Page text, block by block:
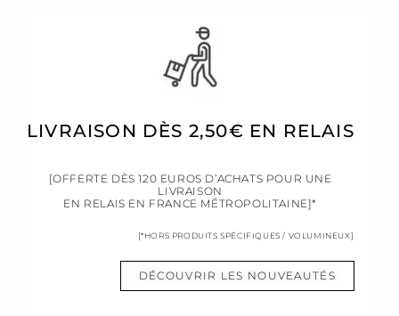
LIVRAISON DÈS 2,50€ EN RELAIS
[OFFERTE DÈS 120 EUROS D’ACHATS POUR UNE
LIVRAISON
EN RELAIS EN FRANCE MÉTROPOLITAINE]*
[*HORS PRODUITS SPÉCIFIQUES / VOLUMINEUX]
DÉCOUVRIR LES NOUVEAUTÉS